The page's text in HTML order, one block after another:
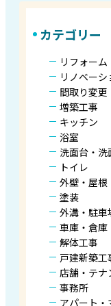
カテゴリー
リフォーム
リノベーシ
間取り変更
増築工事
キッチン
浴室
洗面台・洗
トイレ
外壁・屋根
塗装
外溝・駐車
車庫・倉庫
解体工事
戸建新築工
店舗・テナ
事務所
アパート・